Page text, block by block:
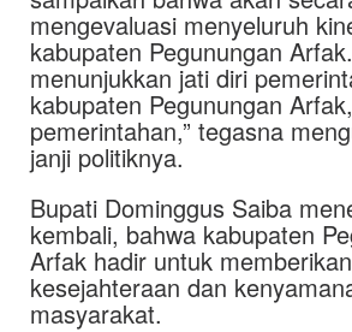
mengevaluasi menyeluruh
kabupaten Pegunungan
menunjukkan jati diri
kabupaten Pegunungan
pemerintahan,” tegasna
janji politiknya.
Bupati Dominggus Saiba
kembali, bahwa kabupaten
Arfak hadir untuk memberikan
kesejahteraan dan
masyarakat.